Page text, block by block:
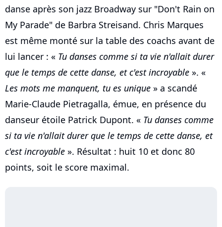
danse après son jazz Broadway sur "Don't Rain on
My Parade" de Barbra Streisand. Chris Marques
est même monté sur la table des coachs avant de
lui lancer : « Tu danses comme si ta vie n'allait durer
que le temps de cette danse, et c'est incroyable ». «
Les mots me manquent, tu es unique » a scandé
Marie-Claude Pietragalla, émue, en présence du
danseur étoile Patrick Dupont. « Tu danses comme
si ta vie n'allait durer que le temps de cette danse, et
c'est incroyable ». Résultat : huit 10 et donc 80
points, soit le score maximal.